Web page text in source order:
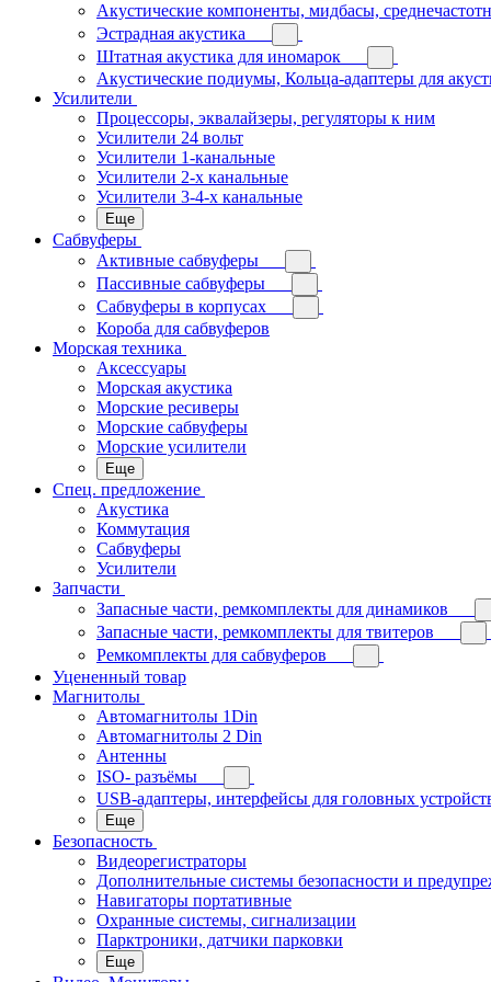
Акустические компоненты, мидбасы,
Эстрадная акустика
Штатная акустика для иномарок
Акустические подиумы, Кольца-адаптеры для
Усилители
Процессоры, эквалайзеры, регуляторы к ним
Усилители 24 вольт
Усилители 1-канальные
Усилители 2-х канальные
Усилители 3-4-х канальные
Еще
Сабвуферы
Активные сабвуферы
Пассивные сабвуферы
Сабвуферы в корпусах
Короба для сабвуферов
Морская техника
Аксессуары
Морская акустика
Морские ресиверы
Морские сабвуферы
Морские усилители
Еще
Спец. предложение
Акустика
Коммутация
Сабвуферы
Усилители
Запчасти
Запасные части, ремкомплекты для динамиков
Запасные части, ремкомплекты для твитеров
Ремкомплекты для сабвуферов
Уцененный товар
Магнитолы
Автомагнитолы 1Din
Автомагнитолы 2 Din
Антенны
ISO- разъёмы
USB-адаптеры, интерфейсы для головных
Еще
Безопасность
Видеорегистраторы
Дополнительные системы безопасности и
Навигаторы портативные
Охранные системы, сигнализации
Парктроники, датчики парковки
Еще